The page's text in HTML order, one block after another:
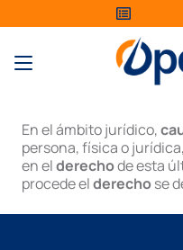
En el ámbito jurídico,
persona, física o
en elderechode esta
procede elderechose